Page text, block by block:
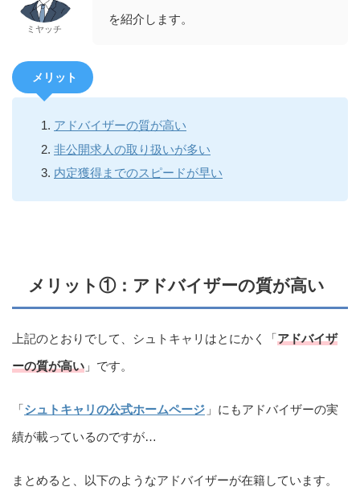
ミヤッチ
を紹介します。
メリット
アドバイザーの質が高い
非公開求人の取り扱いが多い
内定獲得までのスピードが早い
メリット①：アドバイザーの質が高い
上記のとおりでして、シュトキャリはとにかく「アドバイザ
ーの質が高い 」です。
「シュトキャリの公式ホームページ 」にもアドバイザーの実
績が載っているのですが…
まとめると、以下のようなアドバイザーが在籍しています。